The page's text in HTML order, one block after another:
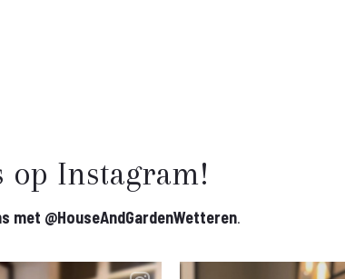
op Instagram!
met @HouseAndGardenWetteren.